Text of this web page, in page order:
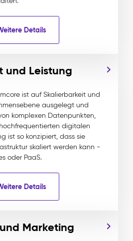
Details
und Leistung
ist auf Skalierbarkeit und
ausgelegt und
komplexen Datenpunkten,
digitalen
ist so konzipiert, dass sie
skaliert werden kann -
oder PaaS.
Details
Marketing